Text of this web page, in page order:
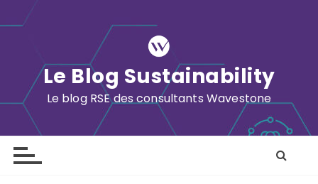
k
o
Le Blog Sustainability
Le blog RSE des consultants Wavestone